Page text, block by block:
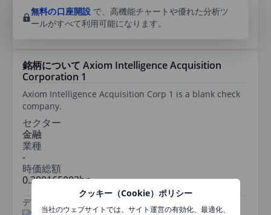
クッキー（Cookie）ポリシー
当社のウェブサイトでは、サイト運営の有効化、最適化、
無料の口座開設 で、高機能チャートや優れた分析ツ
ールがすべて利用可能になります。
銘柄について Axiom Intelligence Acquisition
Corporation 1
Axiom Intelligence Acquisition Corp 1 is a blank check
company.
セクター
金融
業種
-
時価総額
0.280165003bn
データ提供元